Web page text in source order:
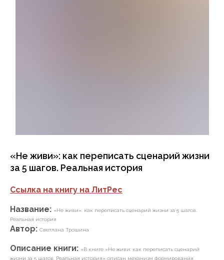
«Не живи»: как переписать сценарий жизни
за 5 шагов. Реальная история
Ссылка на книгу на ЛитРес
Название: «Не живи»: как переписать сценарий жизни за 5 шагов.
Реальная история
Автор: Светлана Трошина
Описание книги: «В книге «Не живи: как переписать сценарий
жизни за 5 шагов. Реальная история» описан механизм формирования